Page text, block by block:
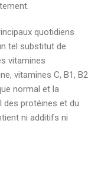
quotidiens
tel substitut de
vitamines
vitamines C, B1, B2
normal et la
des protéines et du
ni additifs ni